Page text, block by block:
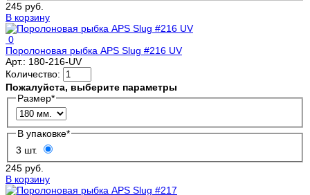
245 руб.
В корзину
0
Поролоновая рыбка APS Slug #216 UV
Арт.: 180-216-UV
Количество:
Пожалуйста, выберите параметры
Размер*
В упаковке*
3 шт.
245 руб.
В корзину